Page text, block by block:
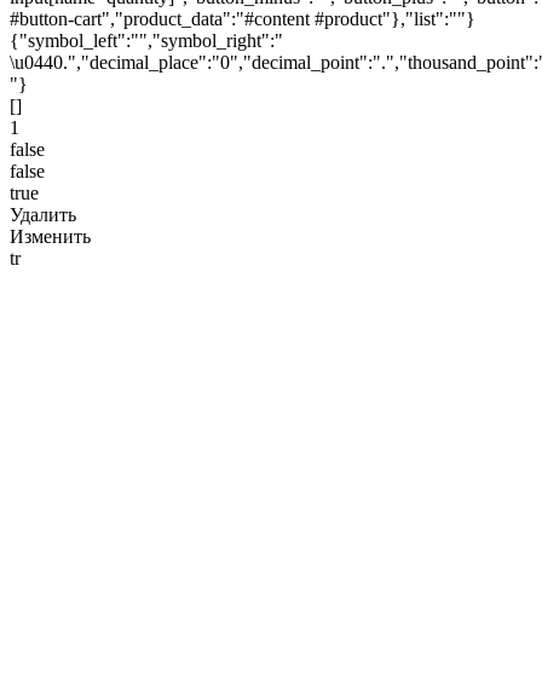
#button-cart","product_data":"#content #product"},"list":""}
{"symbol_left":"","symbol_right":"
"}
[]
1
false
false
true
Удалить
Изменить
tr